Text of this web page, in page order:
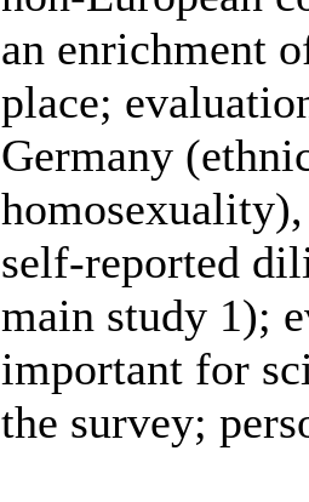
an enrichment
place;
Germany
self-reported
main study 1);
important for
the survey;